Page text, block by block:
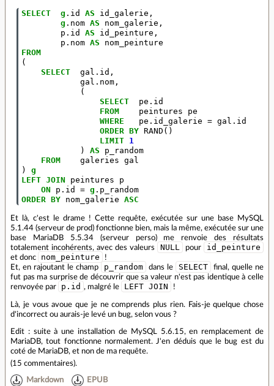
SELECT g . id AS id_galerie ,
g . nom AS nom_galerie ,
p . id AS id_peinture ,
p . nom AS
nom_peinture
FROM
(
SELECT
gal . id ,
gal . nom ,
(
SELECT
pe . id
FROM
peintures
pe
WHERE
pe . id_galerie = gal . id
ORDER BY RAND ()
LIMIT 1
)
AS
p_random
FROM
galeries gal
)
g
LEFT JOIN peintures
p
ON
p . id = g . p_random
ORDER BY nom_galerie ASC
Et là, c'est le drame ! Cette requête, exécutée sur une base MySQL
5.1.44 (serveur de prod) fonctionne bien, mais la même, exécutée sur une
base MariaDB 5.5.34 (serveur perso) me renvoie des résultats
totalement incohérents, avec des valeurs
NULL pour id_peinture
et donc nom_peinture
!
Et, en rajoutant le champ
p_random dans le SELECT
final, quelle ne
fut pas ma surprise de découvrir que sa valeur n'est pas identique à celle
renvoyée par
p.id , malgré le LEFT JOIN !
Là, je vous avoue que je ne comprends plus rien. Fais-je quelque chose
d'incorrect ou aurais-je levé un bug, selon vous ?
Edit : suite à une installation de MySQL 5.6.15, en remplacement de
MariaDB, tout fonctionne normalement. J'en déduis que le bug est du
coté de MariaDB, et non de ma requête.
(15 commentaires).
Markdown EPUB